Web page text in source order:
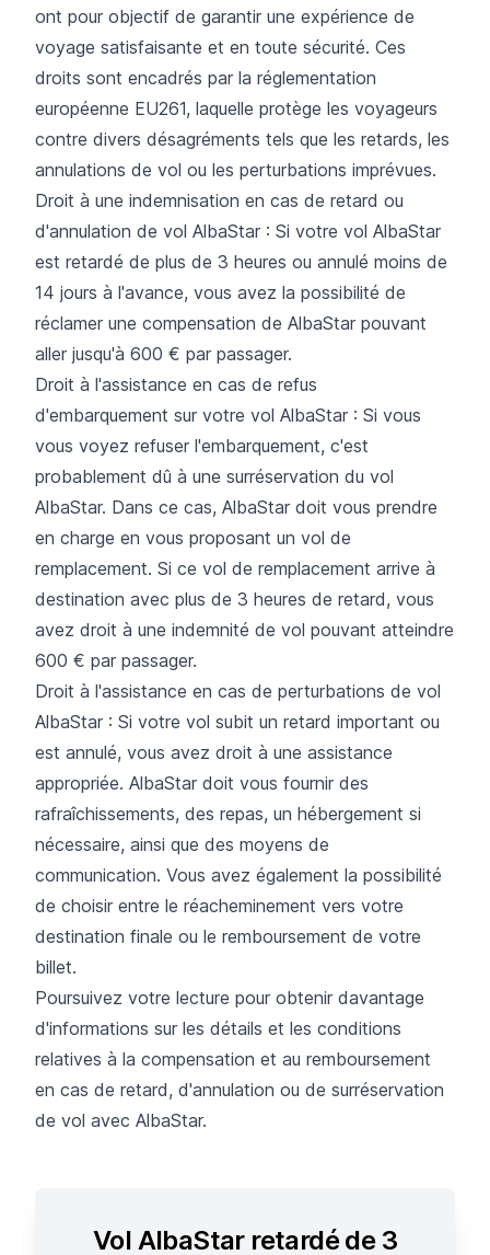
ont pour objectif de garantir une expérience de
voyage satisfaisante et en toute sécurité. Ces
droits sont encadrés par la réglementation
européenne EU261, laquelle protège les voyageurs
contre divers désagréments tels que les retards, les
annulations de vol ou les perturbations imprévues.
Droit à une indemnisation en cas de retard ou
d'annulation de vol AlbaStar : Si votre vol AlbaStar
est retardé de plus de 3 heures ou annulé moins de
14 jours à l'avance, vous avez la possibilité de
réclamer une compensation de AlbaStar pouvant
aller jusqu'à 600 € par passager.
Droit à l'assistance en cas de refus
d'embarquement sur votre vol AlbaStar : Si vous
vous voyez refuser l'embarquement, c'est
probablement dû à une surréservation du vol
AlbaStar. Dans ce cas, AlbaStar doit vous prendre
en charge en vous proposant un vol de
remplacement. Si ce vol de remplacement arrive à
destination avec plus de 3 heures de retard, vous
avez droit à une indemnité de vol pouvant atteindre
600 € par passager.
Droit à l'assistance en cas de perturbations de vol
AlbaStar : Si votre vol subit un retard important ou
est annulé, vous avez droit à une assistance
appropriée. AlbaStar doit vous fournir des
rafraîchissements, des repas, un hébergement si
nécessaire, ainsi que des moyens de
communication. Vous avez également la possibilité
de choisir entre le réacheminement vers votre
destination finale ou le remboursement de votre
billet.
Poursuivez votre lecture pour obtenir davantage
d'informations sur les détails et les conditions
relatives à la compensation et au remboursement
en cas de retard, d'annulation ou de surréservation
de vol avec AlbaStar.
Vol AlbaStar retardé de 3